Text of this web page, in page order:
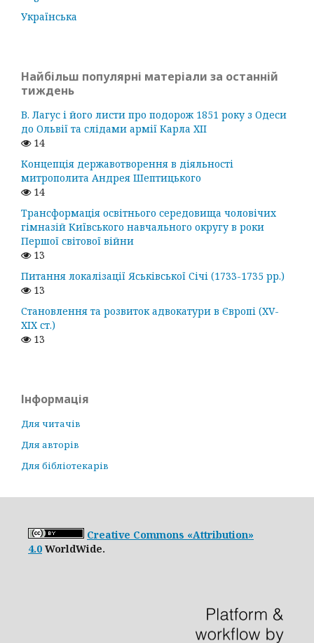
Українська
Найбільш популярні матеріали за останній
тиждень
В. Лагус і його листи про подорож 1851 року з Одеси
до Ольвії та слідами армії Карла ХІІ
14
Концепція державотворення в діяльності
митрополита Андрея Шептицького
14
Трансформація освітнього середовища чоловічих
гімназій Київського навчального округу в роки
Першої світової війни
13
Питання локалізації Яськівської Січі (1733-1735 рр.)
13
Становлення та розвиток адвокатури в Європі (ХV-
ХІХ ст.)
13
Інформація
Для читачів
Для авторів
Для бібліотекарів
Creative Commons «Attribution»
4.0 WorldWide.